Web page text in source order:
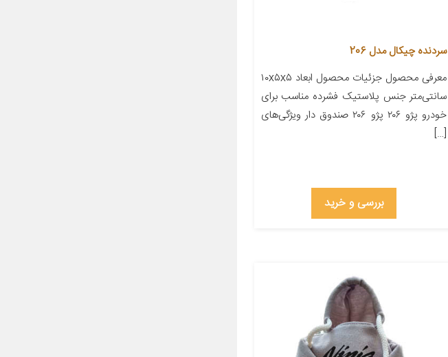
سردنده چیکال مدل 206
معرفی محصول جزئیات محصول ابعاد ۱۰x۵x۵
سانتی‌متر جنس پلاستیک فشرده مناسب برای
خودرو پژو ۲۰۶ پژو ۲۰۶ صندوق دار ویژگی‌های
[…]
بررسی و خرید